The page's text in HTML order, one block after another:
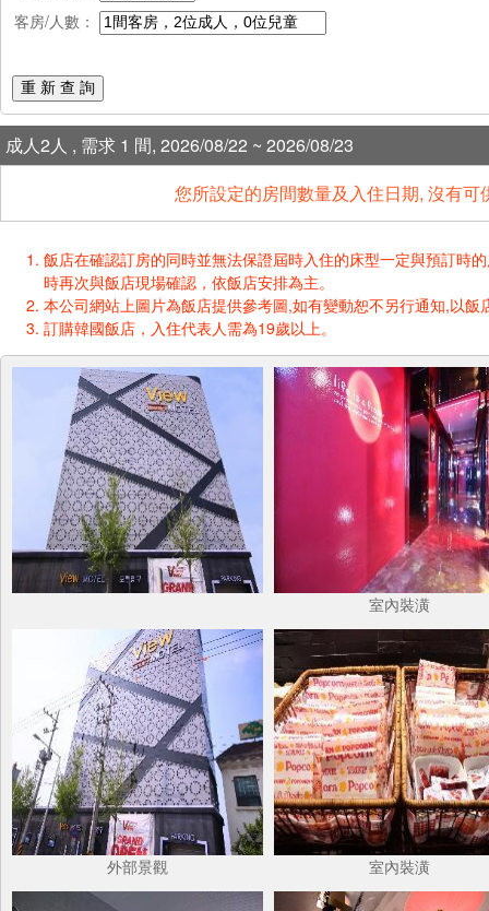
客房/人數：
重 新 查 詢
成人2人 , 需求 1 間, 2026/08/22 ~ 2026/08/23
您所設定的房間數量及入住日期, 沒有
飯店在確認訂房的同時並無法保證屆時入住的床型一定與預訂時
時再次與飯店現場確認，依飯店安排為主。
本公司網站上圖片為飯店提供參考圖,如有變動恕不另行通知,以飯
訂購韓國飯店，入住代表人需為19歲以上。
室內裝潢
外部景觀 室內裝潢